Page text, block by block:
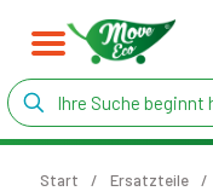
Start / Ersatzteile /